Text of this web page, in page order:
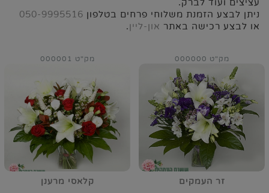
עציצים ועוד לברק.
ניתן לבצע הזמנת משלוחי פרחים בטלפון 050-9995516
או לבצע רכישה באתר און-ליין.
זר העמקים
מק"ט 000000
קלאסי מרענן
מק"ט 000001